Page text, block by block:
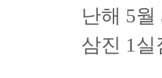
난해 5
삼진 1